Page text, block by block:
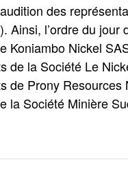
des
l’ordre du
Koniambo Nickel
de la Société Le
de Prony Resources
la Société Minière